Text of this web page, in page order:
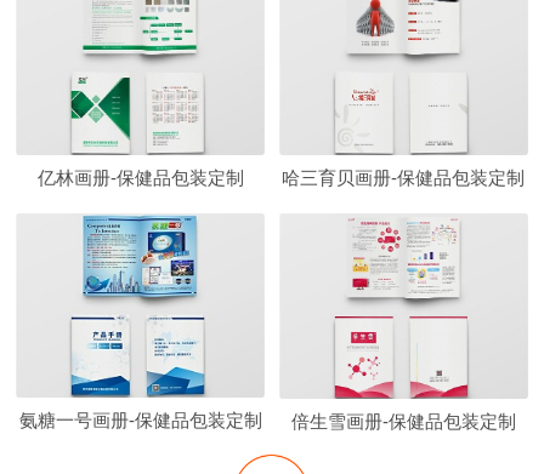
亿林画册-保健品包装定制 哈三育贝画册-保健品包装定制
氨糖一号画册-保健品包装定制 倍生雪画册-保健品包装定制